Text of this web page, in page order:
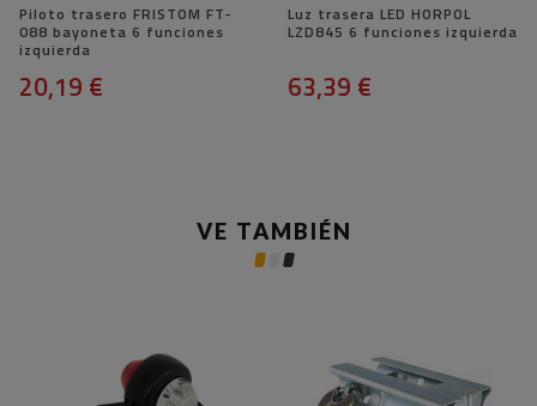
Piloto trasero FRISTOM FT-
088 bayoneta 6 funciones
izquierda
20,19 €
Luz trasera LED HORPOL
LZD845 6 funciones izquierda
63,39 €
VE TAMBIÉN